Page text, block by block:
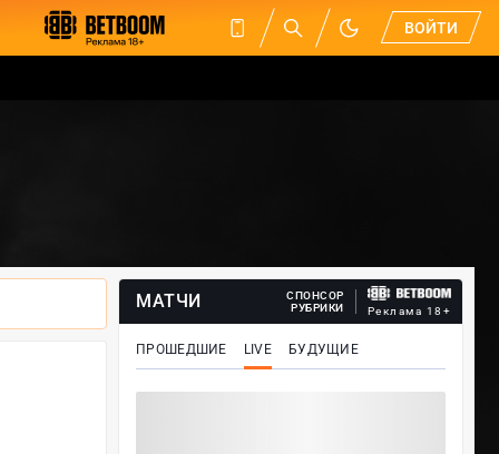
ВОЙТИ
МАТЧИ
СПОНСОР
РУБРИКИ
Реклама 18+
ПРОШЕДШИЕ LIVE БУДУЩИЕ